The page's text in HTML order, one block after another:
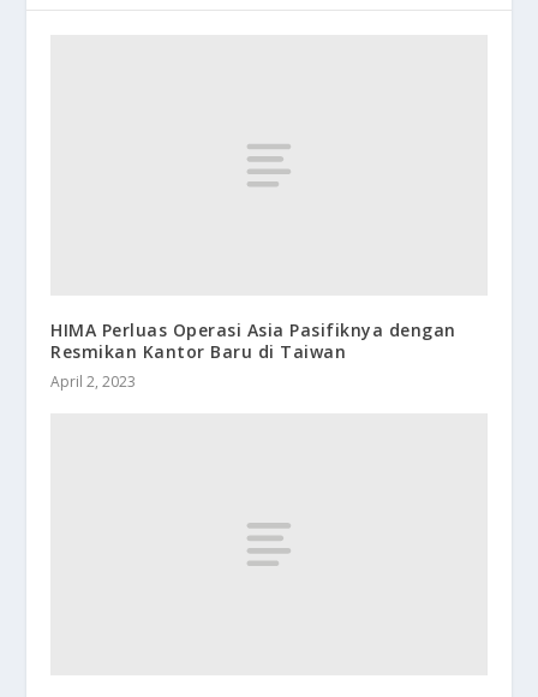
HIMA Perluas Operasi Asia Pasifiknya dengan
Resmikan Kantor Baru di Taiwan
April 2, 2023